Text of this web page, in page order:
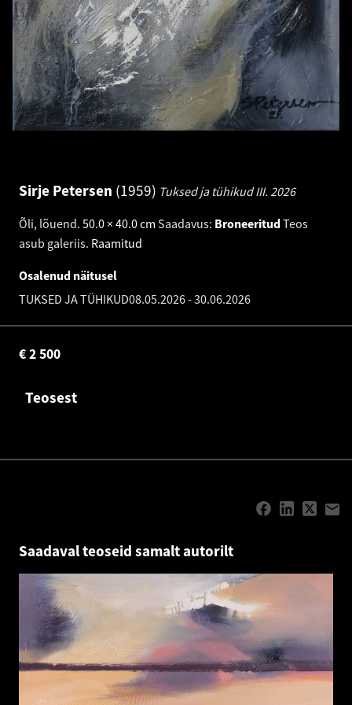
Sirje Petersen 1959 Tuksed ja tühikud III. 2026
Õli, lõuend. 50.0 × 40.0 cm Saadavus: BroneeritudTeos
asub galeriis. Raamitud
Osalenud näitusel
TUKSED JA TÜHIKUD08.05.2026-30.06.2026
2 500
€
Teosest
Saadaval teoseid samalt autorilt